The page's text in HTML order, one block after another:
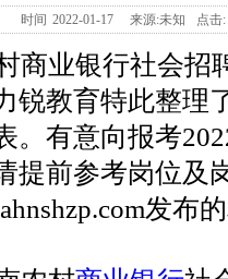
时间 2022-01-17 来源:未知 点击:
商业银行社会招
锐教育特此整理
。有意向报考
提前参考岗位及
发布